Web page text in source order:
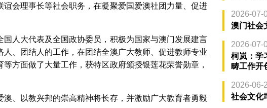
会理事长等社会职务，在凝聚爱国爱澳社团力量、促进
人大代表及全国政协委员，积极为国家与澳门发展建言
、团结人的工作，在团结全澳广大教师、促进教师专业
方面做了大量工作，获特区政府颁授银莲花荣誉勋章，
、以教兴邦的崇高精神将长存，并激励广大教育者勇毅
2026-07-
澳门社会
2026-07-
柯岚：学
畴工作开
2026-06-
社会文化